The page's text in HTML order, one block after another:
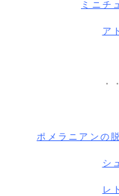
ミニチ
ア
・
ポメラニアンの
シ
レ